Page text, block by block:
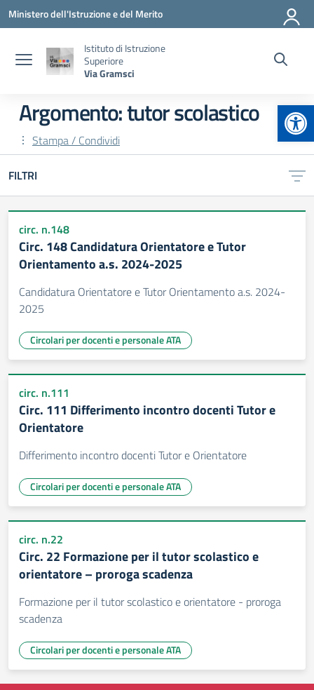
Vai ai contenuti
Vai al menu di navigazione
Vai al footer
Ministero dell'Istruzione e del Merito
Istituto di Istruzione
Superiore
Via Gramsci
Argomento: tutor scolastico
Stampa / Condividi
FILTRI
circ. n.148
Circ. 148 Candidatura Orientatore e Tutor
Orientamento a.s. 2024-2025
Candidatura Orientatore e Tutor Orientamento a.s. 2024-
2025
Circolari per docenti e personale ATA
circ. n.111
Circ. 111 Differimento incontro docenti Tutor e
Orientatore
Differimento incontro docenti Tutor e Orientatore
Circolari per docenti e personale ATA
circ. n.22
Circ. 22 Formazione per il tutor scolastico e
orientatore – proroga scadenza
Formazione per il tutor scolastico e orientatore - proroga
scadenza
Circolari per docenti e personale ATA